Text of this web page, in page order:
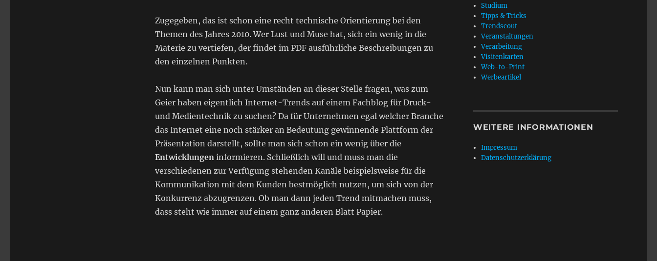
Zugegeben, das ist schon eine recht technische Orientierung bei den
Themen des Jahres 2010. Wer Lust und Muse hat, sich ein wenig in die
Materie zu vertiefen, der findet im PDF ausführliche Beschreibungen zu
den einzelnen Punkten.
Nun kann man sich unter Umständen an dieser Stelle fragen, was zum
Geier haben eigentlich Internet-Trends auf einem Fachblog für Druck-
und Medientechnik zu suchen? Da für Unternehmen egal welcher Branche
das Internet eine noch stärker an Bedeutung gewinnende Plattform der
Präsentation darstellt, sollte man sich schon ein wenig über die
Entwicklungeninformieren. Schließlich will und muss man die
verschiedenen zur Verfügung stehenden Kanäle beispielsweise für die
Kommunikation mit dem Kunden bestmöglich nutzen, um sich von der
Konkurrenz abzugrenzen. Ob man dann jeden Trend mitmachen muss,
dass steht wie immer auf einem ganz anderen Blatt Papier.
Studium
Tipps & Tricks
Trendscout
Veranstaltungen
Verarbeitung
Visitenkarten
Web-to-Print
Werbeartikel
WEITERE INFORMATIONEN
Impressum
Datenschutzerklärung